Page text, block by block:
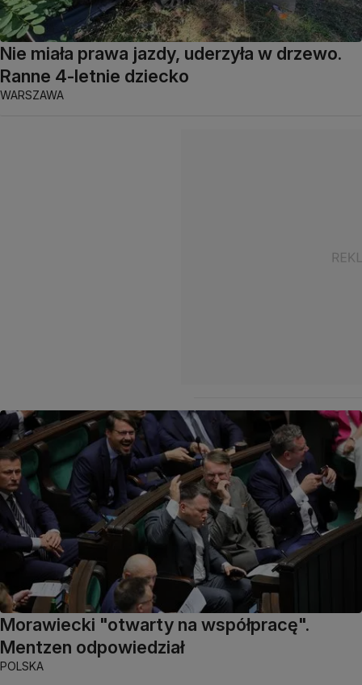
Nie miała prawa jazdy, uderzyła w drzewo.
Ranne 4-letnie dziecko
WARSZAWA
Morawiecki "otwarty na współpracę".
Mentzen odpowiedział
POLSKA